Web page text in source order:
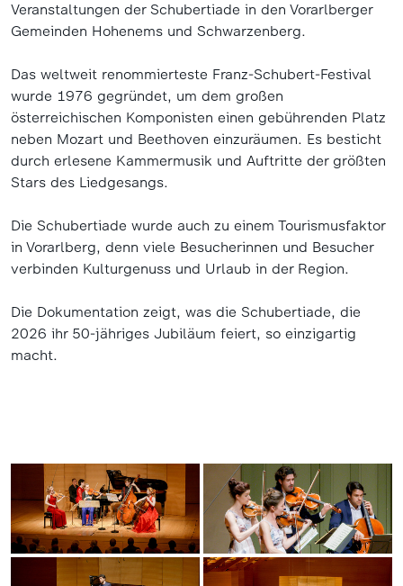
Veranstaltungen der Schubertiade in den Vorarlberger
Gemeinden Hohenems und Schwarzenberg.
Das weltweit renommierteste Franz-Schubert-Festival
wurde 1976 gegründet, um dem großen
österreichischen Komponisten einen gebührenden Platz
neben Mozart und Beethoven einzuräumen. Es besticht
durch erlesene Kammermusik und Auftritte der größten
Stars des Liedgesangs.
Die Schubertiade wurde auch zu einem Tourismusfaktor
in Vorarlberg, denn viele Besucherinnen und Besucher
verbinden Kulturgenuss und Urlaub in der Region.
Die Dokumentation zeigt, was die Schubertiade, die
2026 ihr 50-jähriges Jubiläum feiert, so einzigartig
macht.